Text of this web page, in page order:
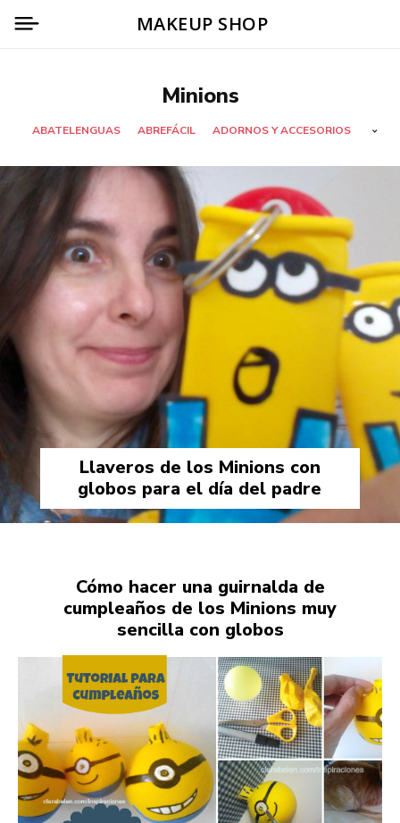
MAKEUP SHOP
Minions
ABATELENGUAS ABREFÁCIL ADORNOS Y ACCESORIOS
Llaveros de los Minions con
globos para el día del padre
Cómo hacer una guirnalda de
cumpleaños de los Minions muy
sencilla con globos